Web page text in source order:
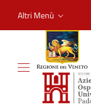
Altri Menù